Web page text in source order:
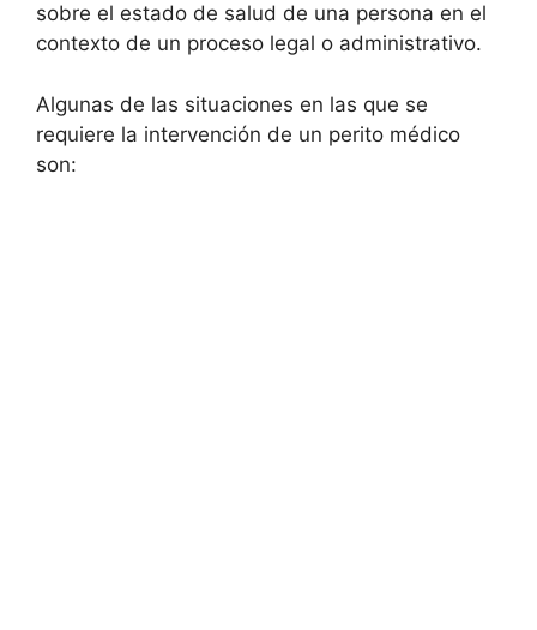
sobre el estado de salud de una persona en el
contexto de un proceso legal o administrativo.
Algunas de las situaciones en las que se
requiere la intervención de un perito médico
son: